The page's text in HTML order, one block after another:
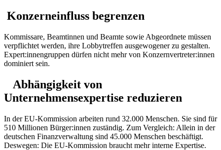
Konzerneinfluss begrenzen
Kommissare, Beamtinnen und Beamte sowie Abgeordnete müssen
verpflichtet werden, ihre Lobbytreffen ausgewogener zu gestalten.
Expert:innengruppen dürfen nicht mehr von Konzernvertreter:innen
dominiert sein.
Abhängigkeit von
Unternehmensexpertise reduzieren
In der EU-Kommission arbeiten rund 32.000 Menschen. Sie sind für
510 Millionen Bürger:innen zuständig. Zum Vergleich: Allein in der
deutschen Finanzverwaltung sind 45.000 Menschen beschäftigt.
Deswegen: Die EU-Kommission braucht mehr interne Expertise.